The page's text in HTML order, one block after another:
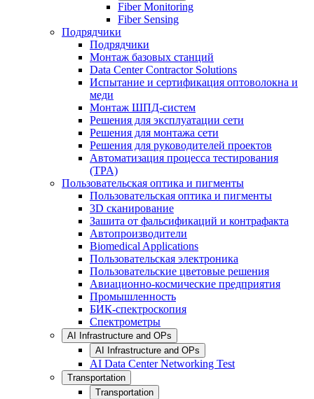
Fiber Monitoring
Fiber Sensing
Подрядчики
Подрядчики
Монтаж базовых станций
Data Center Contractor Solutions
Испытание и сертификация оптоволокна и
меди
Монтаж ШПД-систем
Решения для эксплуатации сети
Решения для монтажа сети
Решения для руководителей проектов
Автоматизация процесса тестирования
(TPA)
Пользовательская оптика и пигменты
Пользовательская оптика и пигменты
3D сканирование
Зашита от фальсификаций и контрафакта
Автопроизводители
Biomedical Applications
Пользовательская электроника
Пользовательские цветовые решения
Авиационно-космические предприятия
Промышленность
БИК-спектроскопия
Спектрометры
AI Infrastructure and OPs
AI Infrastructure and OPs
AI Data Center Networking Test
Transportation
Transportation